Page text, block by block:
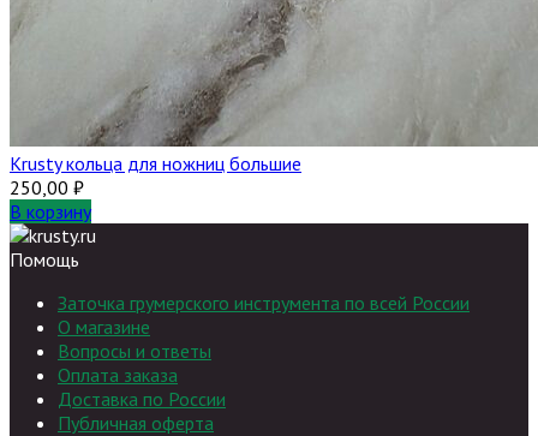
Krusty кольца для ножниц большие
250,00 ₽
В корзину
Помощь
Заточка грумерского инструмента по всей России
О магазине
Вопросы и ответы
Оплата заказа
Доставка по России
Публичная оферта